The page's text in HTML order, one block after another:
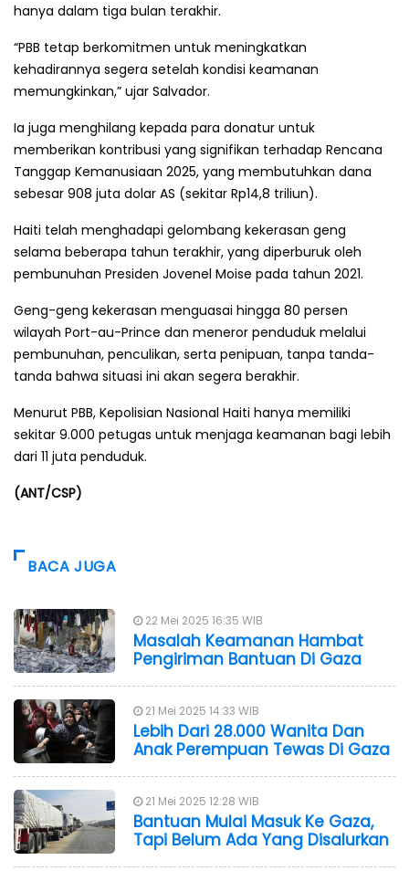
hanya dalam tiga bulan terakhir.
“PBB tetap berkomitmen untuk meningkatkan
kehadirannya segera setelah kondisi keamanan
memungkinkan,” ujar Salvador.
Ia juga menghilang kepada para donatur untuk
memberikan kontribusi yang signifikan terhadap Rencana
Tanggap Kemanusiaan 2025, yang membutuhkan dana
sebesar 908 juta dolar AS (sekitar Rp14,8 triliun).
Haiti telah menghadapi gelombang kekerasan geng
selama beberapa tahun terakhir, yang diperburuk oleh
pembunuhan Presiden Jovenel Moise pada tahun 2021.
Geng-geng kekerasan menguasai hingga 80 persen
wilayah Port-au-Prince dan meneror penduduk melalui
pembunuhan, penculikan, serta penipuan, tanpa tanda-
tanda bahwa situasi ini akan segera berakhir.
Menurut PBB, Kepolisian Nasional Haiti hanya memiliki
sekitar 9.000 petugas untuk menjaga keamanan bagi lebih
dari 11 juta penduduk.
(ANT/CSP)
BACA JUGA
22 Mei 2025 16:35 WIB
Masalah Keamanan Hambat
Pengiriman Bantuan Di Gaza
21 Mei 2025 14:33 WIB
Lebih Dari 28.000 Wanita Dan
Anak Perempuan Tewas Di Gaza
21 Mei 2025 12:28 WIB
Bantuan Mulai Masuk Ke Gaza,
Tapi Belum Ada Yang Disalurkan